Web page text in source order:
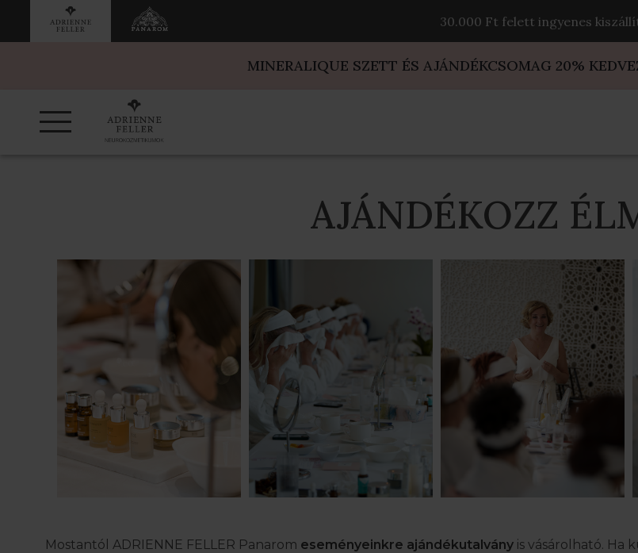
30.000 Ft felett ingyenes
MINERALIQUE SZETT ÉS AJÁNDÉKCSOMAG 20%
AJÁNDÉKOZZ
Mostantól ADRIENNE FELLER Panarom eseményeinkre ajándékutalványis vásárolható. Ha